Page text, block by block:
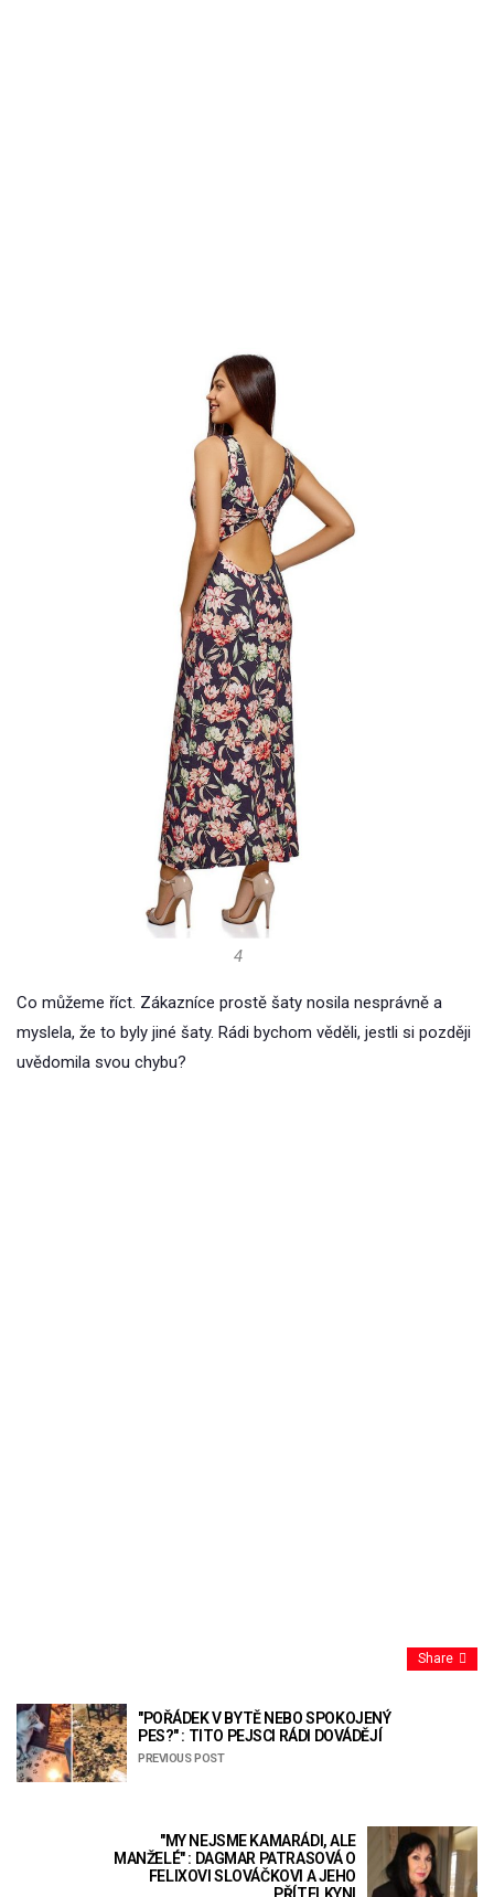
4
Co můžeme říct. Zákazníce prostě šaty nosila nesprávně a
myslela, že to byly jiné šaty. Rádi bychom věděli, jestli si později
uvědomila svou chybu?
Share
"POŘÁDEK V BYTĚ NEBO SPOKOJENÝ
PES?" : TITO PEJSCI RÁDI DOVÁDĚJÍ
PREVIOUS POST
"MY NEJSME KAMARÁDI, ALE
MANŽELÉ" : DAGMAR PATRASOVÁ O
FELIXOVI SLOVÁČKOVI A JEHO